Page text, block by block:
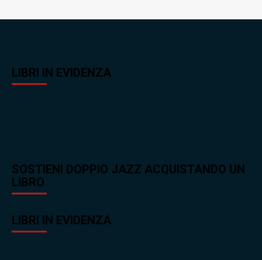
LIBRI IN EVIDENZA
SOSTIENI DOPPIO JAZZ ACQUISTANDO UN
LIBRO
LIBRI IN EVIDENZA